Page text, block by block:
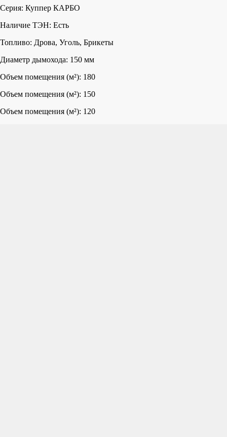
Серия: Куппер КАРБО
Наличие ТЭН: Есть
Топливо: Дрова, Уголь, Брикеты
Диаметр дымохода: 150 мм
Объем помещения (м²): 180
Объем помещения (м²): 150
Объем помещения (м²): 120